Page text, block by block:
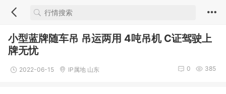
小型蓝牌随车吊 吊运两用 4吨吊机 C证驾驶上
牌无忧
2022-06-15 IP属地 山东 385
0